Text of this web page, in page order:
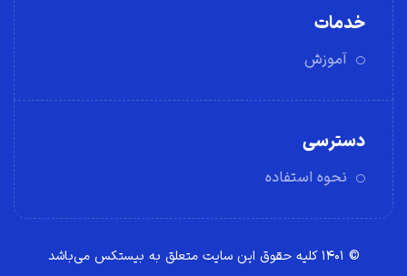
خدمات
آموزش
دسترسی
نحوه استفاده
© ۱۴۰۱ کلیه حقوق این سایت متعلق به بیستکس می‌باشد